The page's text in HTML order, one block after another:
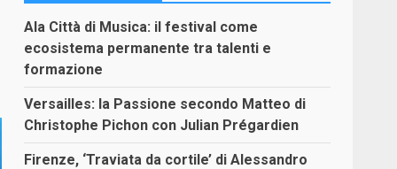
Ala Città di Musica: il festival come
ecosistema permanente tra talenti e
formazione
Versailles: la Passione secondo Matteo di
Christophe Pichon con Julian Prégardien
Firenze, ‘Traviata da cortile’ di Alessandro